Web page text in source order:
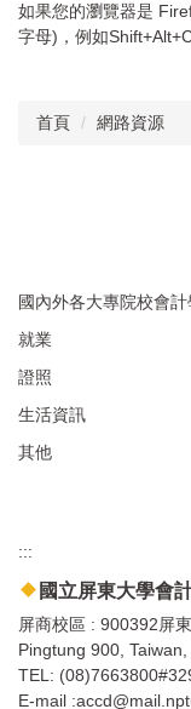
如果您的瀏覽器是
字母)，例如
首頁 網路資源
國內外各大專院校會
就業
證照
生活資訊
其他
:::
國立屏東大學會
屏商校區 : 900392屏
Pingtung 900,
TEL:
E-mail